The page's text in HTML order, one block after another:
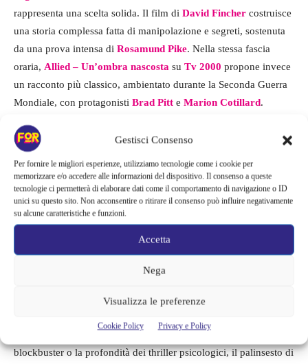
Gestisci Consenso
Per fornire le migliori esperienze, utilizziamo tecnologie come i cookie per
memorizzare e/o accedere alle informazioni del dispositivo. Il consenso a queste
tecnologie ci permetterà di elaborare dati come il comportamento di navigazione o ID
unici su questo sito. Non acconsentire o ritirare il consenso può influire negativamente
su alcune caratteristiche e funzioni.
Accetta
Nega
Visualizza le preferenze
Cookie Policy Privacy e Policy
rappresenta una scelta solida. Il film di David Fincher costruisce
una storia complessa fatta di manipolazione e segreti, sostenuta
da una prova intensa di Rosamund Pike. Nella stessa fascia
oraria, Allied – Un’ombra nascosta su Tv 2000 propone invece
un racconto più classico, ambientato durante la Seconda Guerra
Mondiale, con protagonisti Brad Pitt e Marion Cotillard.
Tra le proposte più particolari spiccaI morti non muoiono
onda alle
Jarmuschche mescola ironia e atmosfere surreali, con un cast
ricco che includeBill MurrayeAdam Driver. Per chi cerca
qualcosa di diverso dal cinema tradizionale,
Paolo Conte alla
Scala – Il Maestro è nell’animasuRai 5offre invece
un’esperienza musicale e documentaristica, dedicata a uno degli
Con una programmazione così ampia, la serata televisiva si
contemporaneo e recente. Che si scelga l’adrenalina dei grandi
blockbuster o la profondità dei thriller psicologici, il palinsesto di